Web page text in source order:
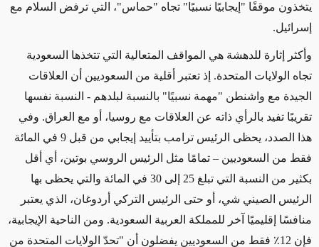
يتخذون موقفًا "إيجابيًا نسبيًا" تجاه "حماس"، التي ترفض السلام مع
إسرائيل.
وأكثر إثارة للدهشة هي المواقف المتعالية التي تتخذها السعودية
تجاه الولايات المتحدة. إذ تعتبر أقلية من السعوديين أن العلاقات
الجيدة مع واشنطن "مهمة نسبيًا" بالنسبة لبلدهم - النسبة نفسها
تقريبًا تفيد بالرأي ذاته عن العلاقات مع روسيا، أو مع العراق. وفي
هذا الصدد، يحظى الرئيس ترامب بتأييد إيجابي من قبل 9 في المائة
فقط من السعوديين – تمامًا مثل الرئيس الروسي بوتين، أي أقل
بكثير من النسبة التي تبلغ 25 إلى 30 في المائة والتي يحظى بها
الرئيس الصيني شي، أو حتى الرئيس التركي أردوغان، الذي يعتبر
منافسًا إقليميًا آخر للمملكة العربية السعودية. ومن الناحية الإيجابية،
فإن 12٪ فقط من السعوديين يفضلون أن "تحدّ الولايات المتحدة من